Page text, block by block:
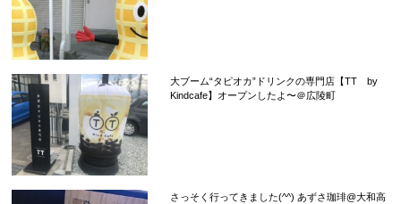
大ブーム“タピオカ”ドリンクの専門店【TT by
Kindcafe】オープンしたよ〜＠広陵町
さっそく行ってきました(^^) あずさ珈琲@大和高